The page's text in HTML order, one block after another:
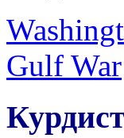
Gulf War